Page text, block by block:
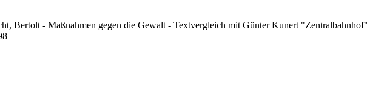
Bertolt - Maßnahmen gegen die Gewalt - Textvergleich mit Günter Kunert